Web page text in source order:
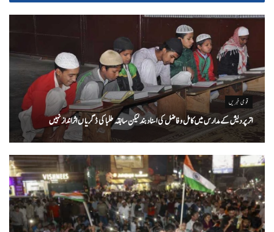
قومی خبریں
اتر پردیش کےمدارس میں کامل و فاضل کی اسناد بند لیکن سابقہ طلبا کی ڈگریا ں اثرانداز نہیں